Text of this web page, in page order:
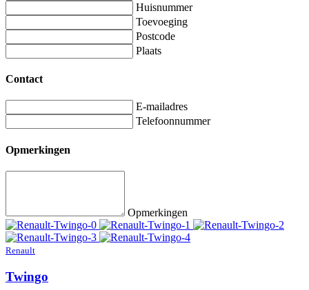
Huisnummer
Toevoeging
Postcode
Plaats
Contact
E-mailadres
Telefoonnummer
Opmerkingen
Opmerkingen
Renault
Twingo